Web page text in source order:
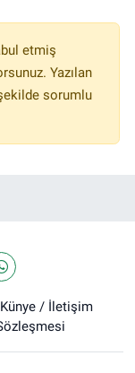
etmiş
Yazılan
sorumlu
Künye / İletişim